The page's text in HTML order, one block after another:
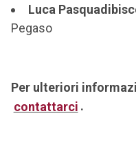
Luca
Pegaso
Per ulteriori
contattarci .